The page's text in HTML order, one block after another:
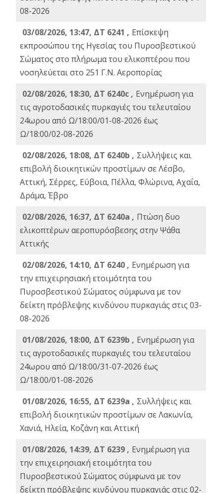
08-2026
03/08/2026, 13:47, ΔΤ 6241 , Επίσκεψη
εκπροσώπου της Ηγεσίας του Πυροσβεστικού
Σώματος στο πλήρωμα του ελικοπτέρου που
νοσηλεύεται στο 251 Γ.Ν. Αεροπορίας
02/08/2026, 18:30, ΔΤ 6240c , Ενημέρωση για
τις αγροτοδασικές πυρκαγιές του τελευταίου
24ωρου από Ω/18:00/01-08-2026 έως
Ω/18:00/02-08-2026
02/08/2026, 18:08, ΔΤ 6240b , Συλλήψεις και
επιβολή διοικητικών προστίμων σε Λέσβο,
Αττική, Σέρρες, Εύβοια, Πέλλα, Φλώρινα, Αχαΐα,
Δράμα, Έβρο
02/08/2026, 16:37, ΔΤ 6240a , Πτώση δυο
ελικοπτέρων αεροπυρόσβεσης στην Ψάθα
Αττικής
02/08/2026, 14:10, ΔΤ 6240 , Ενημέρωση για
την επιχειρησιακή ετοιμότητα του
Πυροσβεστικού Σώματος σύμφωνα με τον
δείκτη πρόβλεψης κινδύνου πυρκαγιάς στις 03-
08-2026
01/08/2026, 18:00, ΔΤ 6239b , Ενημέρωση για
τις αγροτοδασικές πυρκαγιές του τελευταίου
24ωρου από Ω/18:00/31-07-2026 έως
Ω/18:00/01-08-2026
01/08/2026, 16:55, ΔΤ 6239a , Συλλήψεις και
επιβολή διοικητικών προστίμων σε Λακωνία,
Χανιά, Ηλεία, Κοζάνη και Αττική
01/08/2026, 14:39, ΔΤ 6239 , Ενημέρωση για
την επιχειρησιακή ετοιμότητα του
Πυροσβεστικού Σώματος σύμφωνα με τον
δείκτη πρόβλεψης κινδύνου πυρκαγιάς στις 02-